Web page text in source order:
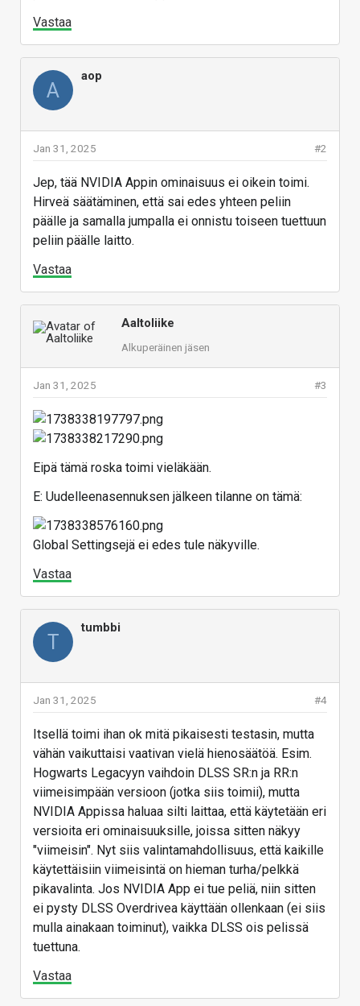
Vastaa
A
aop
#2
Jan 31, 2025
Jep, tää NVIDIA Appin ominaisuus ei oikein toimi.
Hirveä säätäminen, että sai edes yhteen peliin
päälle ja samalla jumpalla ei onnistu toiseen tuettuun
peliin päälle laitto.
Vastaa
Aaltoliike
Alkuperäinen jäsen
#3
Jan 31, 2025
Eipä tämä roska toimi vieläkään.
E: Uudelleenasennuksen jälkeen tilanne on tämä:
Global Settingsejä ei edes tule näkyville.
Vastaa
T
tumbbi
#4
Jan 31, 2025
Itsellä toimi ihan ok mitä pikaisesti testasin, mutta
vähän vaikuttaisi vaativan vielä hienosäätöä. Esim.
Hogwarts Legacyyn vaihdoin DLSS SR:n ja RR:n
viimeisimpään versioon (jotka siis toimii), mutta
NVIDIA Appissa haluaa silti laittaa, että käytetään eri
versioita eri ominaisuuksille, joissa sitten näkyy
"viimeisin". Nyt siis valintamahdollisuus, että kaikille
käytettäisiin viimeisintä on hieman turha/pelkkä
pikavalinta. Jos NVIDIA App ei tue peliä, niin sitten
ei pysty DLSS Overdrivea käyttään ollenkaan (ei siis
mulla ainakaan toiminut), vaikka DLSS ois pelissä
tuettuna.
Vastaa